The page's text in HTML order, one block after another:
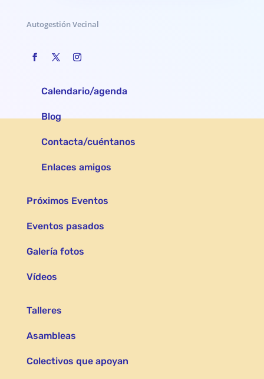
Autogestión Vecinal
Calendario/agenda
Blog
Contacta/cuéntanos
Enlaces amigos
Próximos Eventos
Eventos pasados
Galería fotos
Vídeos
Talleres
Asambleas
Colectivos que apoyan